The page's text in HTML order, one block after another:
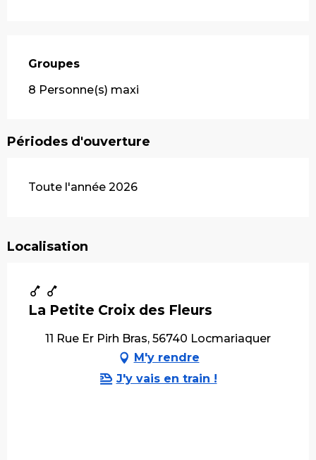
Groupes
Groupes
8 Personne(s) maxi
Périodes d'ouverture
Toute l'année 2026
Localisation
La Petite Croix des Fleurs
11 Rue Er Pirh Bras, 56740 Locmariaquer
M'y rendre
J'y vais en train !